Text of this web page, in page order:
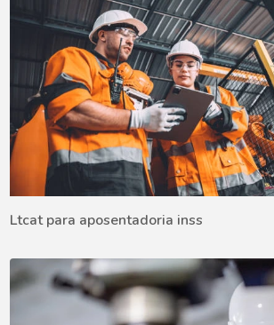
Ltcat para aposentadoria inss